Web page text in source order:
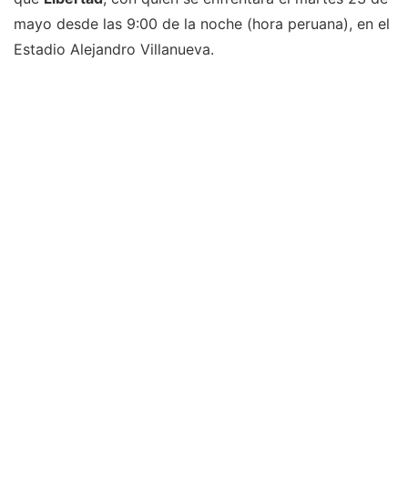
mayo desde las 9:00 de la noche (hora peruana), en el
Estadio Alejandro Villanueva.